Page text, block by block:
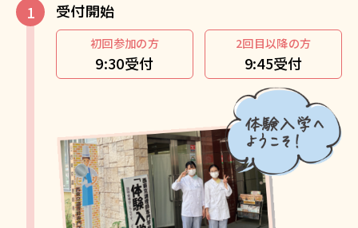
受付開始
初回参加の方
9:30受付
2回目以降の方
9:45受付